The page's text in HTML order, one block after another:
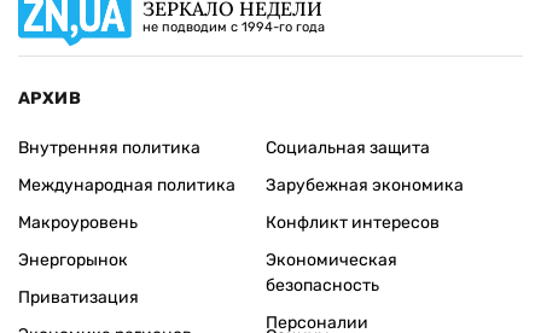
ЗЕРКАЛО НЕДЕЛИ
не подводим с 1994-го года
АРХИВ
Внутренняя политика
Международная политика
Макроуровень
Энергорынок
Приватизация
Социальная защита
Зарубежная экономика
Конфликт интересов
Экономическая
безопасность
Персоналии